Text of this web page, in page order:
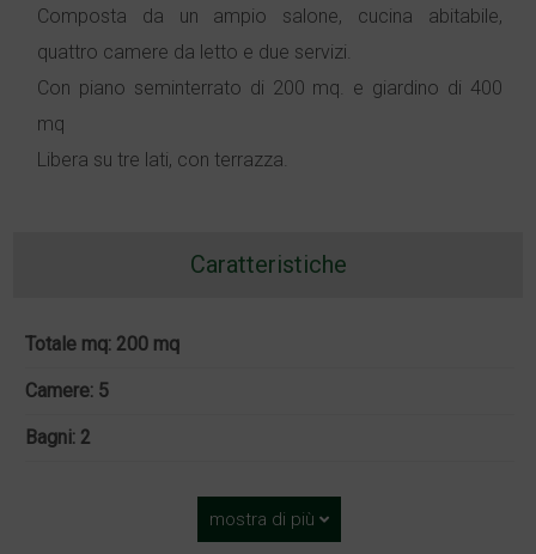
Composta da un ampio salone, cucina abitabile,
quattro camere da letto e due servizi.
Con piano seminterrato di 200 mq. e giardino di 400
mq
Libera su tre lati, con terrazza.
Caratteristiche
Totale mq: 200 mq
Camere: 5
Bagni: 2
mostra di più